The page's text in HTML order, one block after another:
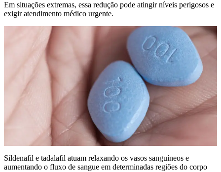
Em situações extremas, essa redução pode atingir níveis perigosos e
exigir atendimento médico urgente.
Sildenafil e tadalafil atuam relaxando os vasos sanguíneos e
aumentando o fluxo de sangue em determinadas regiões do corpo